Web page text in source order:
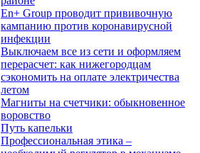
En+ Group проводит прививочную
кампанию против коронавирусной
инфекции
Выключаем все из сети и оформляем
перерасчет: как нижегородцам
сэкономить на оплате электричества
летом
Магниты на счетчики: обыкновенное
воровство
Путь капельки
Профессиональная этика –